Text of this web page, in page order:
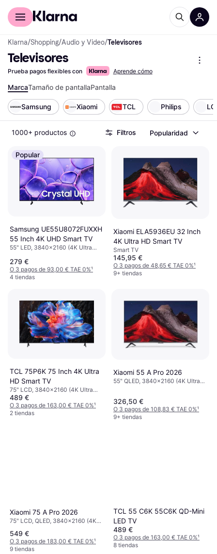
Comprar con Klarna
Klarna/Shopping/Audio y Video/Televisores
Televisores
Prueba pagos flexibles con Aprende cómo
MarcaTamaño de pantallaPantalla
Samsung Xiaomi TCL Philips LG
1000+ productos Filtros Popularidad
Popular
Samsung UE55U8072FUXXH
55 Inch 4K UHD Smart TV
55" LED, 3840x2160 (4K Ultra
279 €
O 3 pagos de 93,00 € TAE 0%¹
4 tiendas
Xiaomi ELA5936EU 32 Inch
4K Ultra HD Smart TV
Smart TV
145,95 €
O 3 pagos de 48,65 € TAE 0%¹
9+ tiendas
TCL 75P6K 75 Inch 4K Ultra
HD Smart TV
75" LCD, 3840x2160 (4K Ultra
HD), Smart TV
489 €
O 3 pagos de 163,00 € TAE 0%¹
2 tiendas
Xiaomi 55 A Pro 2026
55" QLED, 3840x2160 (4K Ultra
326,50 €
O 3 pagos de 108,83 € TAE 0%¹
9+ tiendas
Xiaomi 75 A Pro 2026
75" LCD, QLED, 3840x2160 (4K
549 €
O 3 pagos de 183,00 € TAE 0%¹
9 tiendas
TCL 55 C6K 55C6K QD-Mini
LED TV
489 €
O 3 pagos de 163,00 € TAE 0%¹
8 tiendas